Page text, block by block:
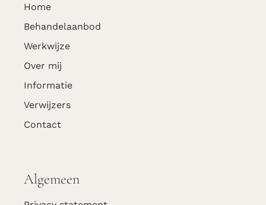
Home
Behandel­­­­­­­­­aanbod
Werkwijze
Over mij
Informatie
Verwijzers
Contact
Algemeen